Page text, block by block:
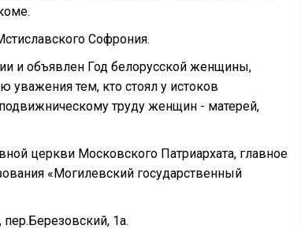
Софрония.
и объявлен Год белорусской женщины,
уважения тем, кто стоял у истоков
труду женщин - матерей,
церкви Московского Патриархата, главное
«Могилевский государственный
1а.